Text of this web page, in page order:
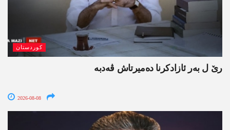
کوردستان
رێ ل بەر ئازادکرنا دەمیرتاش ڤەدبە
2026-08-08